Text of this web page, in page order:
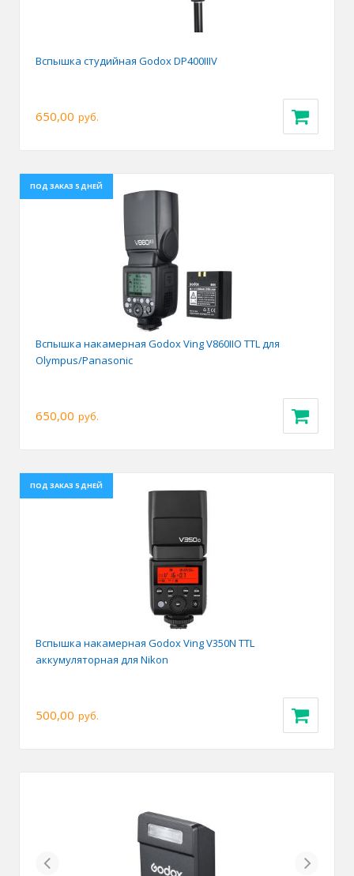
Вспышка студийная Godox DP400IIIV
650,00 руб.
ПОД ЗАКАЗ 5 ДНЕЙ
Вспышка накамерная Godox Ving V860IIO TTL для
Olympus/Panasonic
650,00 руб.
ПОД ЗАКАЗ 5 ДНЕЙ
Вспышка накамерная Godox Ving V350N TTL
аккумуляторная для Nikon
500,00 руб.
Previous Next